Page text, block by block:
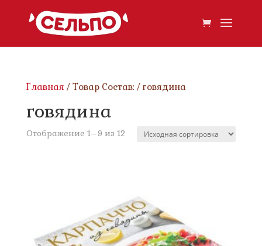
Главная / Товар Состав: / говядина
говядина
Отображение 1–9 из 12